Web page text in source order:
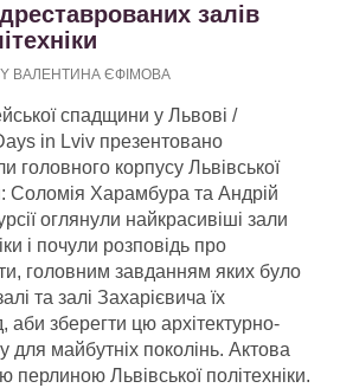
залів
ВАЛЕНТИНА ЄФІМОВА
спадщини у Львові /
in Lviv презентовано
головного корпусу Львівської
Соломія Харамбура та Андрій
оглянули найкрасивіші зали
і почули розповідь про
головним завданням яких було
та залі Захарієвича їх
аби зберегти цю архітектурно-
для майбутніх поколінь. Актова
перлиною Львівської політехніки.